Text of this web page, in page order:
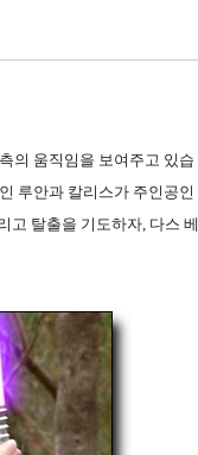
의 움직임을 보여주고 있습
루안과 칼리스가 주인공인
고 탈출을 기도하자, 다스 베